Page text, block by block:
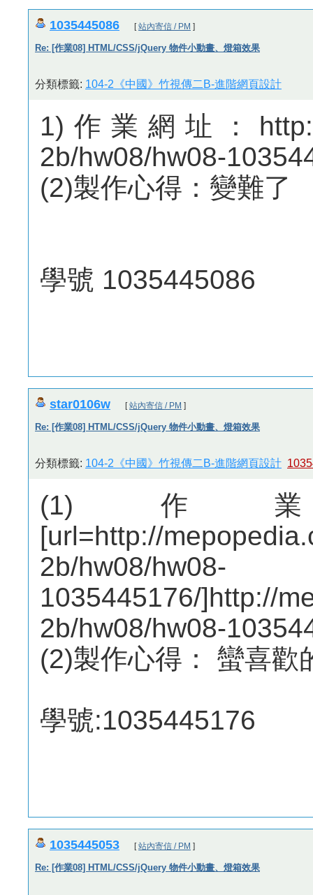
1035445086 [站內寄信 / PM ]
Re: [作業08] HTML/CSS/jQuery 物件小動畫、燈箱效果
分類標籤: 104-2《中國》竹視傳二B-進階網頁設計
1)作業網址：http://
2b/hw08/hw08-
(2)製作心得：變難了
學號 1035445086
star0106w [站內寄信 / PM ]
Re: [作業08] HTML/CSS/jQuery 物件小動畫、燈箱效果
分類標籤: 104-2《中國》竹視傳二B-進階網頁設計
(1)作
[url=http://
2b/hw08/hw08-
1035445176/]http://
2b/hw08/hw08-
(2)製作心得： 蠻喜歡
學號:1035445176
1035445053 [站內寄信 / PM ]
Re: [作業08] HTML/CSS/jQuery 物件小動畫、燈箱效果